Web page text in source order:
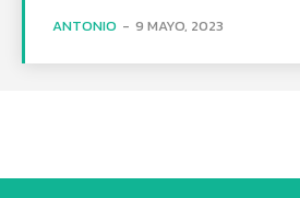
ANTONIO - 9 MAYO, 2023